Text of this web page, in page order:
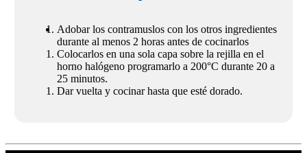
Adobar los contramuslos con los otros ingredientes
durante al menos 2 horas antes de cocinarlos
Colocarlos en una sola capa sobre la rejilla en el
horno halógeno programarlo a 200°C durante 20 a
25 minutos.
Dar vuelta y cocinar hasta que esté dorado.